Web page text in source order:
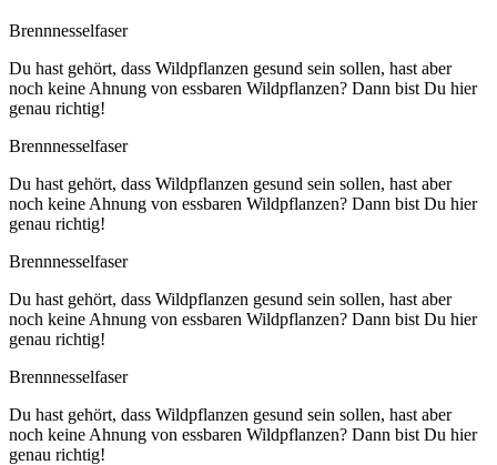
Brenn­nes­sel­fa­ser
Du hast gehört, dass Wild­pflan­zen gesund sein sol­len, hast aber
noch kei­ne Ahnung von ess­ba­ren Wild­pflan­zen? Dann bist Du hier
genau richtig!
Brenn­nes­sel­fa­ser
Du hast gehört, dass Wild­pflan­zen gesund sein sol­len, hast aber
noch kei­ne Ahnung von ess­ba­ren Wild­pflan­zen? Dann bist Du hier
genau richtig!
Brenn­nes­sel­fa­ser
Du hast gehört, dass Wild­pflan­zen gesund sein sol­len, hast aber
noch kei­ne Ahnung von ess­ba­ren Wild­pflan­zen? Dann bist Du hier
genau richtig!
Brenn­nes­sel­fa­ser
Du hast gehört, dass Wild­pflan­zen gesund sein sol­len, hast aber
noch kei­ne Ahnung von ess­ba­ren Wild­pflan­zen? Dann bist Du hier
genau richtig!